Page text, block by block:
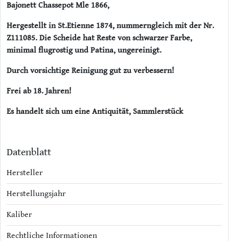
Bajonett Chassepot Mle 1866,
Hergestellt in St.Etienne 1874, nummerngleich mit der Nr.
Z111085. Die Scheide hat Reste von schwarzer Farbe,
minimal flugrostig und Patina, ungereinigt.
Durch vorsichtige Reinigung gut zu verbessern!
Frei ab 18. Jahren!
Es handelt sich um eine Antiquität, Sammlerstück
Datenblatt
Hersteller
Herstellungsjahr
Kaliber
Rechtliche Informationen